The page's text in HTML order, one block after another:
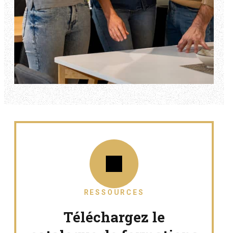
RESSOURCES
Téléchargez le